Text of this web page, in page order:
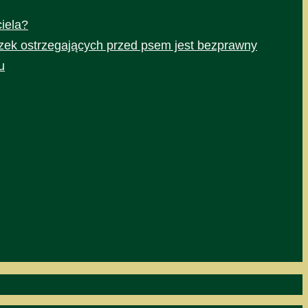
ostrzegających przed psem jest bezprawny